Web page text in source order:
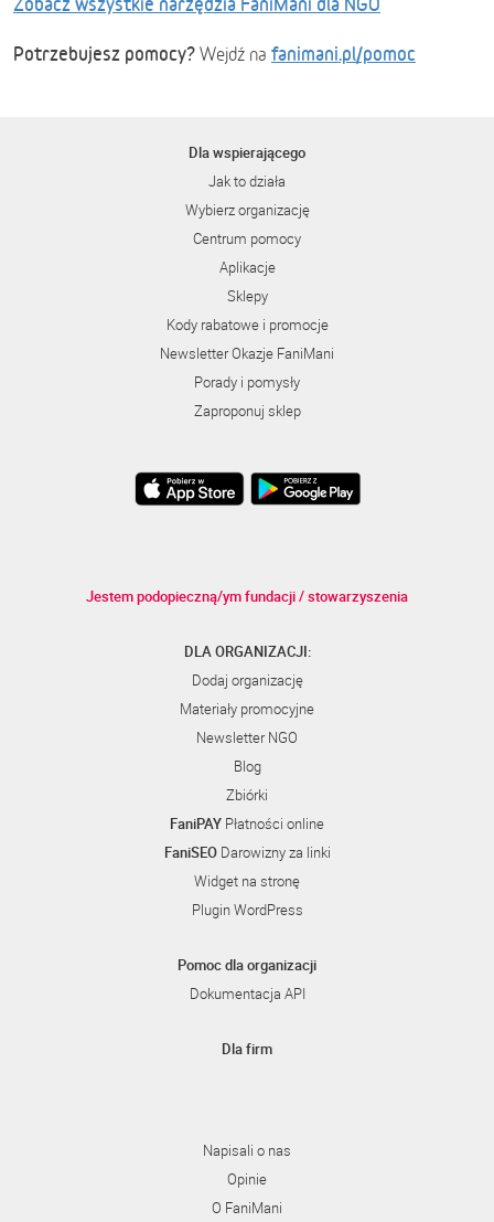
Potrzebujesz pomocy? Wejdź na fanimani.pl/pomoc
Dla wspierającego
Jak to działa
Wybierz organizację
Centrum pomocy
Aplikacje
Sklepy
Kody rabatowe i promocje
Newsletter Okazje FaniMani
Porady i pomysły
Zaproponuj sklep
Jestem podopieczną/ym fundacji / stowarzyszenia
DLA ORGANIZACJI:
Dodaj organizację
Materiały promocyjne
Newsletter NGO
Blog
Zbiórki
FaniPAY Płatności online
FaniSEODarowizny za linki
Widget na stronę
Plugin WordPress
Pomoc dla organizacji
Dokumentacja API
Dla firm
Napisali o nas
Opinie
O FaniMani